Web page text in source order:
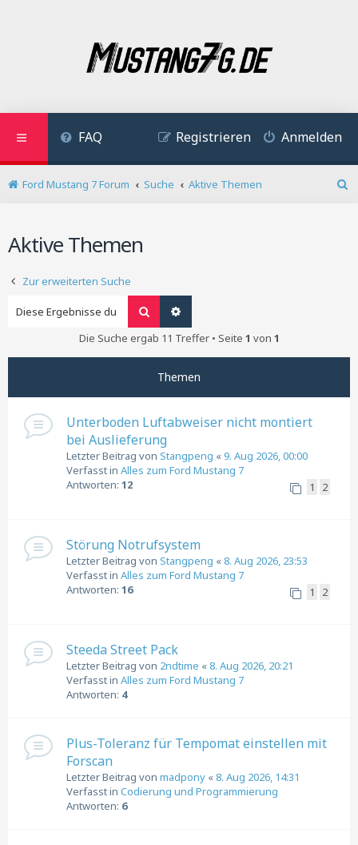
FAQ Anmelden
Registrieren
Ford Mustang 7 Forum Suche
Aktive Themen
Aktive Themen
Zur erweiterten Suche
Suche
Die Suche ergab 11 Treffer • Seite 1 von 1
Themen
Unterboden Luftabweiser nicht montiert
bei Auslieferung
Letzter Beitrag von Stangpeng «9. Aug 2026, 00:00
Verfasst in Alles zum Ford Mustang 7
Antworten: 12 1 2
Störung Notrufsystem
Letzter Beitrag von Stangpeng «8. Aug 2026, 23:53
Verfasst in Alles zum Ford Mustang 7
Antworten: 16 1 2
Steeda Street Pack
Letzter Beitrag von 2ndtime «8. Aug 2026, 20:21
Verfasst in Alles zum Ford Mustang 7
Antworten: 4
Plus-Toleranz für Tempomat einstellen mit
Forscan
Letzter Beitrag von madpony «8. Aug 2026, 14:31
Verfasst in Codierung und Programmierung
Antworten: 6